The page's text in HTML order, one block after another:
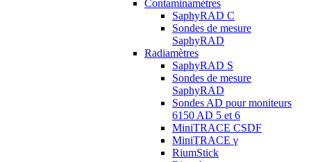
Contaminamètres
SaphyRAD C
Sondes de mesure
SaphyRAD
Radiamètres
SaphyRAD S
Sondes de mesure
SaphyRAD
Sondes AD pour moniteurs
6150 AD 5 et 6
MiniTRACE CSDF
MiniTRACE γ
RiumStick